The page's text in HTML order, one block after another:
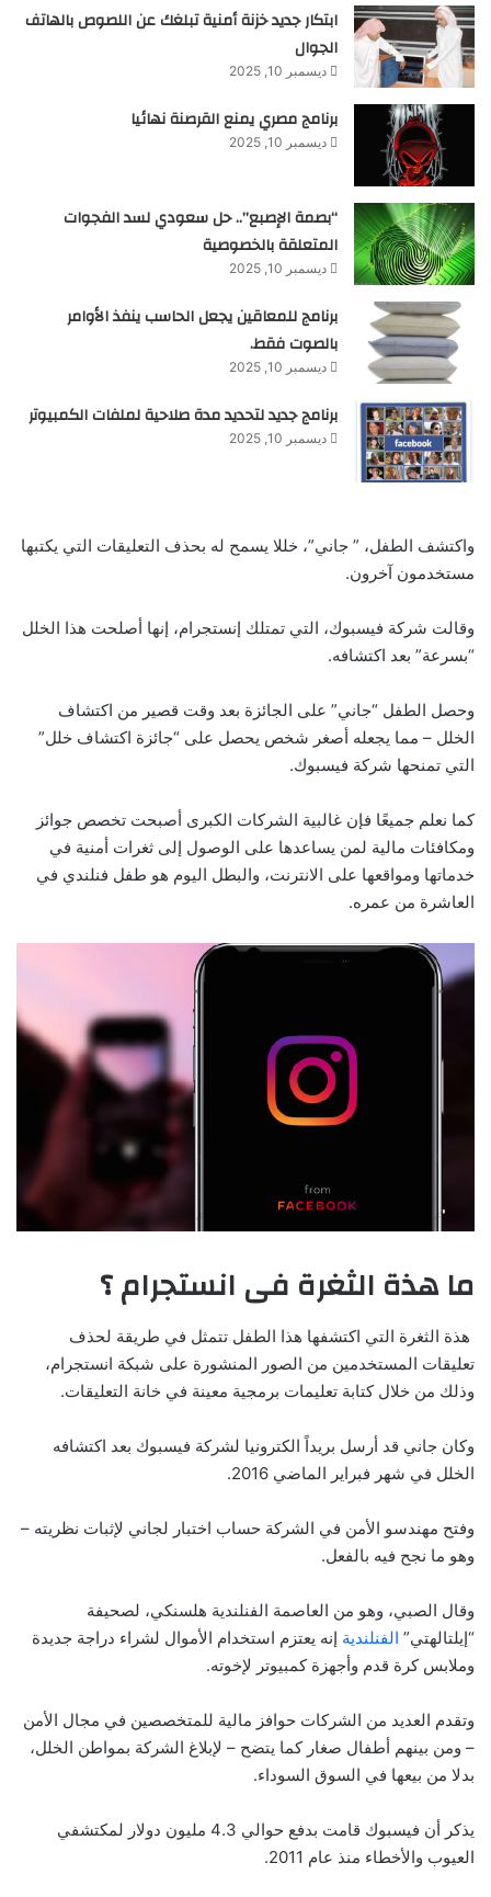
ابتكار جديد خزنة أمنية تبلغك عن اللصوص بالهاتف
الجوال
ديسمبر 10, 2025
برنامج مصري يمنع القرصنة نهائيا
ديسمبر 10, 2025
“بصمة الإصبع”.. حل سعودي لسد الفجوات
المتعلقة بالخصوصية
ديسمبر 10, 2025
برنامج للمعاقين يجعل الحاسب ينفذ الأوامر
بالصوت فقط.
ديسمبر 10, 2025
برنامج جديد لتحديد مدة صلاحية لملفات الكمبيوتر
ديسمبر 10, 2025
واكتشف الطفل، ” جاني”، خللا يسمح له بحذف التعليقات التي يكتبها
مستخدمون آخرون.
وقالت شركة فيسبوك، التي تمتلك إنستجرام، إنها أصلحت هذا الخلل
“بسرعة” بعد اكتشافه.
وحصل الطفل “جاني” على الجائزة بعد وقت قصير من اكتشاف
الخلل – مما يجعله أصغر شخص يحصل على “جائزة اكتشاف خلل”
التي تمنحها شركة فيسبوك.
كما نعلم جميعًا فإن غالبية الشركات الكبرى أصبحت تخصص جوائز
ومكافئات مالية لمن يساعدها على الوصول إلى ثغرات أمنية في
خدماتها ومواقعها على الانترنت، والبطل اليوم هو طفل فنلندي في
العاشرة من عمره.
ما هذة الثغرة فى انستجرام ؟
هذة الثغرة التي اكتشفها هذا الطفل تتمثل في طريقة لحذف
تعليقات المستخدمين من الصور المنشورة على شبكة انستجرام،
وذلك من خلال كتابة تعليمات برمجية معينة في خانة التعليقات.
وكان جاني قد أرسل بريداً الكترونيا لشركة فيسبوك بعد اكتشافه
الخلل في شهر فبراير الماضي 2016.
وفتح مهندسو الأمن في الشركة حساب اختبار لجاني لإثبات نظريته –
وهو ما نجح فيه بالفعل.
وقال الصبي، وهو من العاصمة الفنلندية هلسنكي، لصحيفة
“إيلتالهتي” الفنلندية إنه يعتزم استخدام الأموال لشراء دراجة جديدة
وملابس كرة قدم وأجهزة كمبيوتر لإخوته.
وتقدم العديد من الشركات حوافز مالية للمتخصصين في مجال الأمن
– ومن بينهم أطفال صغار كما يتضح – لإبلاغ الشركة بمواطن الخلل،
بدلا من بيعها في السوق السوداء.
يذكر أن فيسبوك قامت بدفع حوالي 4.3 مليون دولار لمكتشفي
العيوب والأخطاء منذ عام 2011.